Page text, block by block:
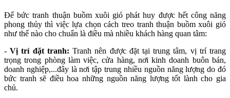
Để bức tranh thuận buồm xuôi gió phát huy được hết công năng
phong thủy thì việc lựa chọn cách treo tranh thuận buồm xuôi gió
như thế nào cho chuẩn là điều mà nhiều khách hàng quan tâm:
-Vị trí đặt tranh: Tranh nên được đặt tại trung tâm, vị trí trang
trọng trong phòng làm việc, cửa hàng, nơi kinh doanh buôn bán,
doanh nghiệp,...đây là nơi tập trung nhiều nguồn năng lượng do đó
bức tranh sẽ điều hoa những nguồn năng lượng tốt lành cho gia
chủ.